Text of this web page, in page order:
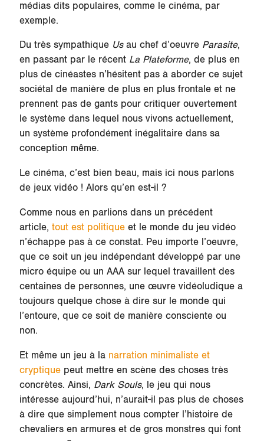
médias dits populaires, comme le cinéma, par
exemple.
Du très sympathique Usau chef d’oeuvre Parasite,
en passant par le récent La Plateforme, de plus en
plus de cinéastes n’hésitent pas à aborder ce sujet
sociétal de manière de plus en plus frontale et ne
prennent pas de gants pour critiquer ouvertement
le système dans lequel nous vivons actuellement,
un système profondément inégalitaire dans sa
conception même.
Le cinéma, c’est bien beau, mais ici nous parlons
de jeux vidéo ! Alors qu’en est-il ?
Comme nous en parlions dans un précédent
article, tout est politiqueet le monde du jeu vidéo
n’échappe pas à ce constat. Peu importe l’oeuvre,
que ce soit un jeu indépendant développé par une
micro équipe ou un AAA sur lequel travaillent des
centaines de personnes, une œuvre vidéoludique a
toujours quelque chose à dire sur le monde qui
l’entoure, que ce soit de manière consciente ou
non.
Et même un jeu à la narration minimaliste et
cryptiquepeut mettre en scène des choses très
concrètes. Ainsi, Dark Souls, le jeu qui nous
intéresse aujourd’hui, n’aurait-il pas plus de choses
à dire que simplement nous compter l’histoire de
chevaliers en armures et de gros monstres qui font